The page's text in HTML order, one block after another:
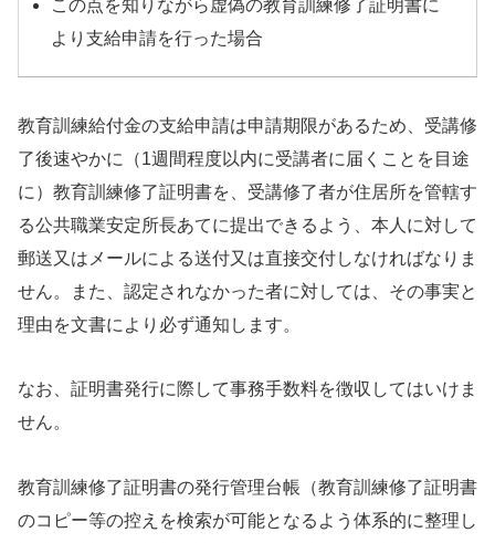
この点を知りながら虚偽の教育訓練修了証明書に
より支給申請を行った場合
教育訓練給付金の支給申請は申請期限があるため、受講修
了後速やかに（1週間程度以内に受講者に届くことを目途
に）教育訓練修了証明書を、受講修了者が住居所を管轄す
る公共職業安定所長あてに提出できるよう、本人に対して
郵送又はメールによる送付又は直接交付しなければなりま
せん。また、認定されなかった者に対しては、その事実と
理由を文書により必ず通知します。
なお、証明書発行に際して事務手数料を徴収してはいけま
せん。
教育訓練修了証明書の発行管理台帳（教育訓練修了証明書
のコピー等の控えを検索が可能となるよう体系的に整理し